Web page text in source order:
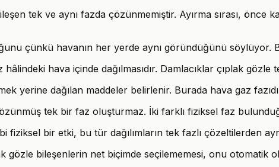
tek ve aynı fazda çözünmemiştir. Ayırma sırası, önce
çünkü havanın her yerde aynı göründüğünü söylüyor.
hâlindeki hava içinde dağılmasıdır. Damlacıklar çıplak
yerine dağılan maddeler belirlenir. Burada hava gaz
tek bir faz oluşturmaz. İki farklı fiziksel faz
fiziksel bir etki, bu tür dağılımların tek fazlı çözeltilerden
gözle bileşenlerin net biçimde seçilememesi, onu otomatik